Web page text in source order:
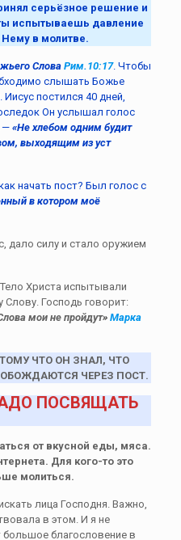
серьёзное решение и
ты испытываешь давление
Нему в молитве.
Слова Рим.10:17. Чтобы
слышать Божье
постился 40 дней,
Он услышал голос
— «Не хлебом одним будит
выходящим из уст
начать пост? Был голос с
в котором моё
дало силу и стало оружием
Христа испытывали
Господь говорит:
мои не пройдут»Марка
ЧТО ОН ЗНАЛ, ЧТО
ЧЕРЕЗ ПОСТ.
ПОСВЯЩАТЬ
от вкусной еды, мяса.
Для кого-то это
молиться.
лица Господня. Важно,
в этом. И я не
благословение в